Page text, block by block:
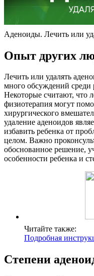
Аденоиды. Лечить или
Опыт других
Лечить или удалять
много обсуждений среди
Некоторые считают, что
физиотерапия могут
хирургического
удаление аденоидов
избавить ребенка от
целом. Важно
обоснованное решение,
особенности ребенка и
Читайте также:
Подробная
Степени